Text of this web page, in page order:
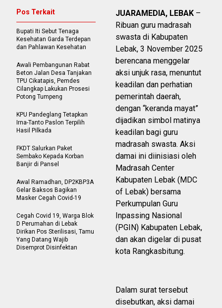
JUARAMEDIA, LEBAK –
Ribuan guru madrasah
swasta di Kabupaten
Lebak, 3 November 2025
berencana menggelar
aksi unjuk rasa, menuntut
keadilan dan perhatian
pemerintah daerah,
dengan “keranda mayat”
dijadikan simbol matinya
keadilan bagi guru
madrasah swasta. Aksi
damai ini diinisiasi oleh
Madrasah Center
Kabupaten Lebak (MDC
of Lebak) bersama
Perkumpulan Guru
Inpassing Nasional
(PGIN) Kabupaten Lebak,
dan akan digelar di pusat
kota Rangkasbitung.
Dalam surat tersebut
disebutkan, aksi damai
Pos Terkait
Bupati Iti Sebut Tenaga
Kesehatan Garda Terdepan
dan Pahlawan Kesehatan
Awali Pembangunan Rabat
Beton Jalan Desa Tanjakan
TPU Cikatapis, Pemdes
Cilangkap Lakukan Prosesi
Potong Tumpeng
KPU Pandeglang Tetapkan
Irna-Tanto Paslon Terpilih
Hasil Pilkada
FKDT Salurkan Paket
Sembako Kepada Korban
Banjir di Pansel
Awal Ramadhan, DP2KBP3A
Gelar Baksos Bagikan
Masker Cegah Covid-19
Cegah Covid 19, Warga Blok
D Perumahan di Lebak
Dirikan Pos Sterilisasi, Tamu
Yang Datang Wajib
Disemprot Disinfektan